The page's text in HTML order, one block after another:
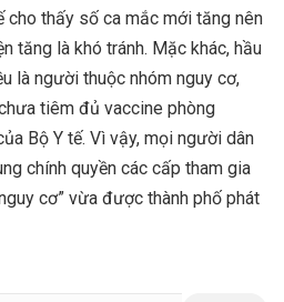
cho thấy số ca mắc mới tăng nên
tăng là khó tránh. Mặc khác, hầu
là người thuộc nhóm nguy cơ,
tiêm đủ vaccine phòng
Bộ Y tế. Vì vậy, mọi người dân
chính quyền các cấp tham gia
cơ” vừa được thành phố phát